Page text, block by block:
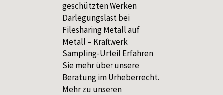
geschützten Werken
Darlegungslast bei
Filesharing Metall auf
Metall – Kraftwerk
Sampling-Urteil Erfahren
Sie mehr über unsere
Beratung im Urheberrecht.
Mehr zu unseren